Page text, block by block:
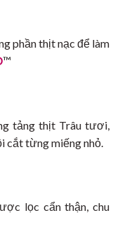
phần thịt nạc để làm
™
tảng thịt Trâu tươi,
cắt từng miếng nhỏ.
lọc cẩn thận, chu